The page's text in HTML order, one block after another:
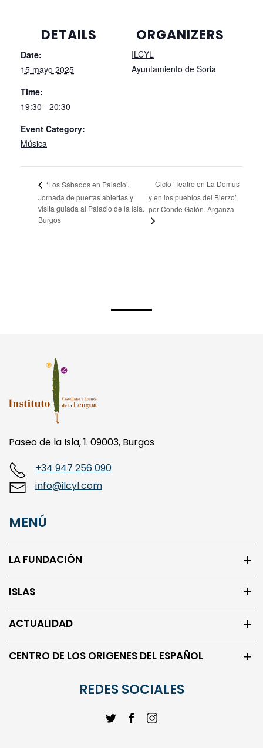
DETAILS
Date:
15 mayo 2025
Time:
19:30 - 20:30
Event Category:
Música
ORGANIZERS
ILCYL
Ayuntamiento de Soria
‘Los Sábados en Palacio’.
Jornada de puertas abiertas y
visita guiada al Palacio de la Isla.
Burgos
Ciclo ‘Teatro en La Domus
y en los pueblos del Bierzo’,
por Conde Gatón. Arganza
Paseo de la Isla, 1. 09003, Burgos
+34 947 256 090
info@ilcyl.com
MENÚ
LA FUNDACIÓN
ISLAS
ACTUALIDAD
CENTRO DE LOS ORIGENES DEL ESPAÑOL
REDES SOCIALES